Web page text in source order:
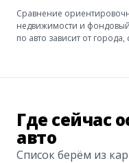
Сравнение
недвижимости и
по авто зависит от
Где сейчас
авто
Список берём из